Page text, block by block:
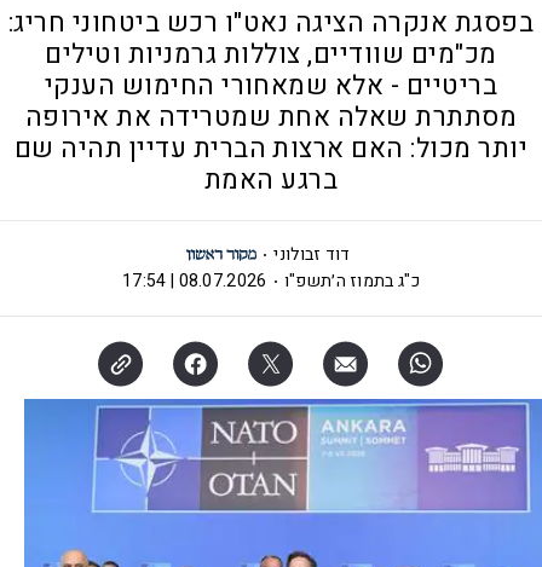
בפסגת אנקרה הציגה נאט"ו רכש ביטחוני חריג:
מכ"מים שוודיים, צוללות גרמניות וטילים
בריטיים - אלא שמאחורי החימוש הענקי
מסתתרת שאלה אחת שמטרידה את אירופה
יותר מכול: האם ארצות הברית עדיין תהיה שם
ברגע האמת
דוד זבולוני
כ"ג בתמוז ה׳תשפ"ו
08.07.2026 | 17:54